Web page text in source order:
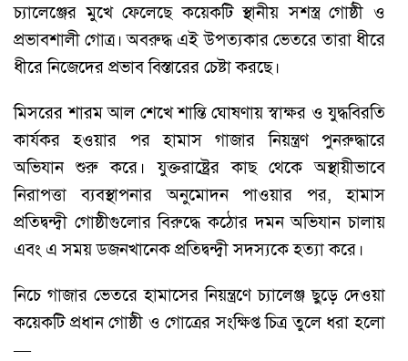
চ্যালেঞ্জের মুখে ফেলেছে কয়েকটি স্থানীয় সশস্ত্র গোষ্ঠী ও
প্রভাবশালী গোত্র। অবরুদ্ধ এই উপত্যকার ভেতরে তারা ধীরে
ধীরে নিজেদের প্রভাব বিস্তারের চেষ্টা করছে।
মিসরের শারম আল শেখে শান্তি ঘোষণায় স্বাক্ষর ও যুদ্ধবিরতি
কার্যকর হওয়ার পর হামাস গাজার নিয়ন্ত্রণ পুনরুদ্ধারে
অভিযান শুরু করে। যুক্তরাষ্ট্রের কাছ থেকে অস্থায়ীভাবে
নিরাপত্তা ব্যবস্থাপনার অনুমোদন পাওয়ার পর, হামাস
প্রতিদ্বন্দ্বী গোষ্ঠীগুলোর বিরুদ্ধে কঠোর দমন অভিযান চালায়
এবং এ সময় ডজনখানেক প্রতিদ্বন্দ্বী সদস্যকে হত্যা করে।
নিচে গাজার ভেতরে হামাসের নিয়ন্ত্রণে চ্যালেঞ্জ ছুড়ে দেওয়া
কয়েকটি প্রধান গোষ্ঠী ও গোত্রের সংক্ষিপ্ত চিত্র তুলে ধরা হলো
—